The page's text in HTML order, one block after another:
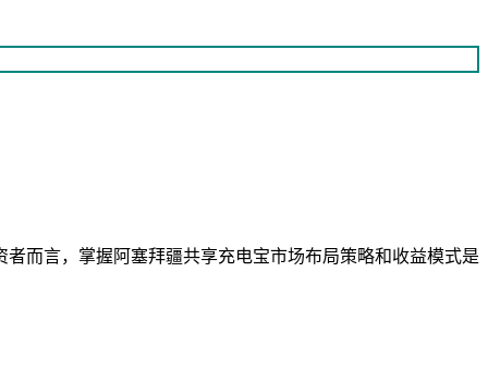
而言，掌握阿塞拜疆共享充电宝市场布局策略和收益模式是